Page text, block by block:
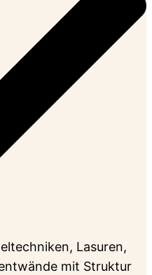
Lasuren,
mit Struktur